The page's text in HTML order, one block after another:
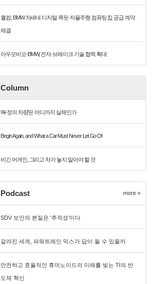
퀄컴, BMW 차세대 디지털 콕핏·자율주행 컴퓨팅 칩 공급 계약
체결
아우모비오-BMW, 전자·브레이크 기술 협력 확대
Column
'AI-정의 차량'은 어디까지 실체인가
Begin Again, and What a Car Must Never Let Go Of
비긴 어게인, 그리고 차가 놓지 말아야 할 것
Podcast more »
SDV 보안의 본질은 ‘추적성’이다
갈라진 세계, 파워트레인 믹스가 답이 될 수 있을까
안전하고 효율적인 휴머노이드의 미래를 빚는 TI의 반
도체 혁신